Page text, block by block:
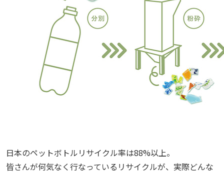
日本のペットボトルリサイクル率は88%以上。
皆さんが何気なく行なっているリサイクルが、実際どんな